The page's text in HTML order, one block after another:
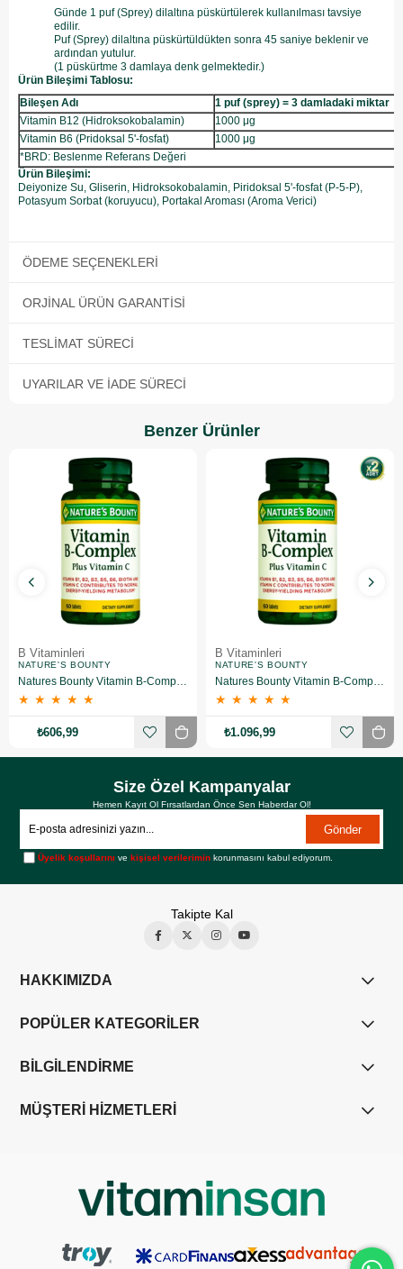
Günde 1 puf (Sprey) dilaltına püskürtülerek kullanılması tavsiye
edilir.
Puf (Sprey) dilaltına püskürtüldükten sonra 45 saniye beklenir ve
ardından yutulur.
(1 püskürtme 3 damlaya denk gelmektedir.)
Ürün Bileşimi Tablosu:
Bileşen Adı
1 puf (sprey) = 3 damladaki miktar
Vitamin B12 (Hidroksokobalamin)
1000 μg
Vitamin B6 (Pridoksal 5'-fosfat)
1000 μg
*BRD: Beslenme Referans Değeri
Ürün Bileşimi:
Deiyonize Su, Gliserin, Hidroksokobalamin, Piridoksal 5'-fosfat (P-5-P),
Potasyum Sorbat (koruyucu), Portakal Aroması (Aroma Verici)
ÖDEME SEÇENEKLERI
ORJINAL ÜRÜN GARANTISI
TESLIMAT SÜRECI
UYARILAR VE İADE SÜRECI
Benzer Ürünler
B Vitaminleri
NATURE'S BOUNTY
Natures Bounty Vitamin B-Complex Plus Takviye Edici Gıda 60 Tablet
★ ★ ★ ★ ★
₺606,99
B Vitaminleri
NATURE'S BOUNTY
Natures Bounty Vitamin B-Complex Plus Takviye Edici Gıda 60 Tablet 2 Adet
★ ★ ★ ★ ★
₺1.096,99
Size Özel Kampanyalar
Hemen Kayıt Ol Fırsatlardan Önce Sen Haberdar Ol!
Gönder
Üyelik koşullarını vekişisel verilerimin korunmasını kabul ediyorum.
Takipte Kal
HAKKIMIZDA
POPÜLER KATEGORİLER
BİLGİLENDİRME
MÜŞTERİ HİZMETLERİ